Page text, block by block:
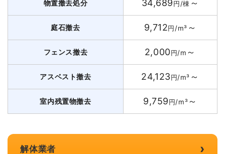
物置撤去処分 34,689円/棟 ～
庭石撤去 9,712円/m³ ～
フェンス撤去 2,000円/m ～
アスベスト撤去 24,123円/m³ ～
室内残置物撤去 9,759円/m³～
解体業者 ›